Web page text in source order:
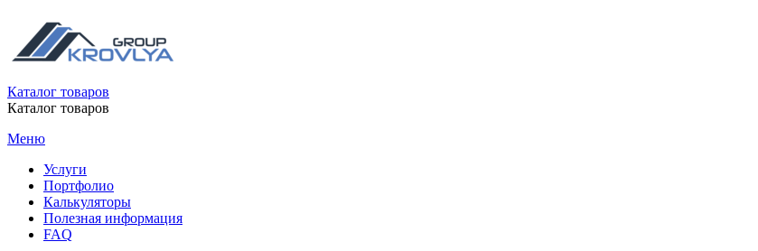
Каталог товаров
Каталог товаров
Меню
Услуги
Портфолио
Калькуляторы
Полезная информация
FAQ